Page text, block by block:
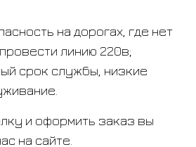
на дорогах, где нет
линию 220в;
срок службы, низкие
и оформить заказ вы
на сайте.